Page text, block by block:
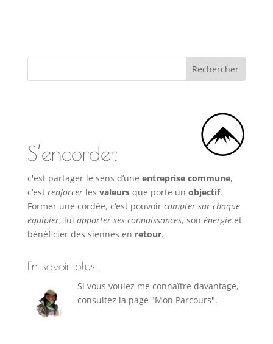
S’encorder,
c'est partager le sens d’une entreprise commune,
c’est renforcerles valeursque porte un objectif.
Former une cordée, c’est pouvoircompter sur chaque
équipier, lui apporter ses connaissances, son énergieet
bénéficier des siennes en retour.
En savoir plus…
Si vous voulez me connaître davantage,
consultez la page "Mon Parcours".